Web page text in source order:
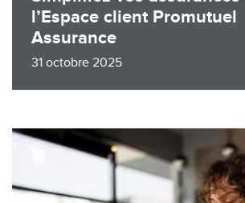
l’Espace client Promutuel
Assurance
31 octobre 2025
Image